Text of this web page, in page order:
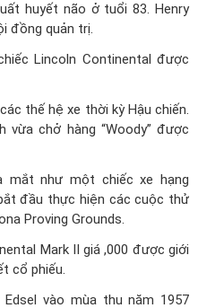
huyết não ở tuổi 83. Henry
đồng quản trị.
Lincoln Continental được
thế hệ xe thời kỳ Hậu chiến.
vừa chở hàng “Woody” được
mắt như một chiếc xe hạng
đầu thực hiện các cuộc thử
Proving Grounds.
Mark II giá ,000 được giới
cổ phiếu.
vào mùa thu năm 1957